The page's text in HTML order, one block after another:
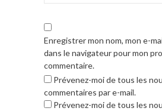
Enregistrer mon nom, mon e-
dans le navigateur pour mon
commentaire.
Prévenez-moi de tous les
commentaires par e-mail.
Prévenez-moi de tous les